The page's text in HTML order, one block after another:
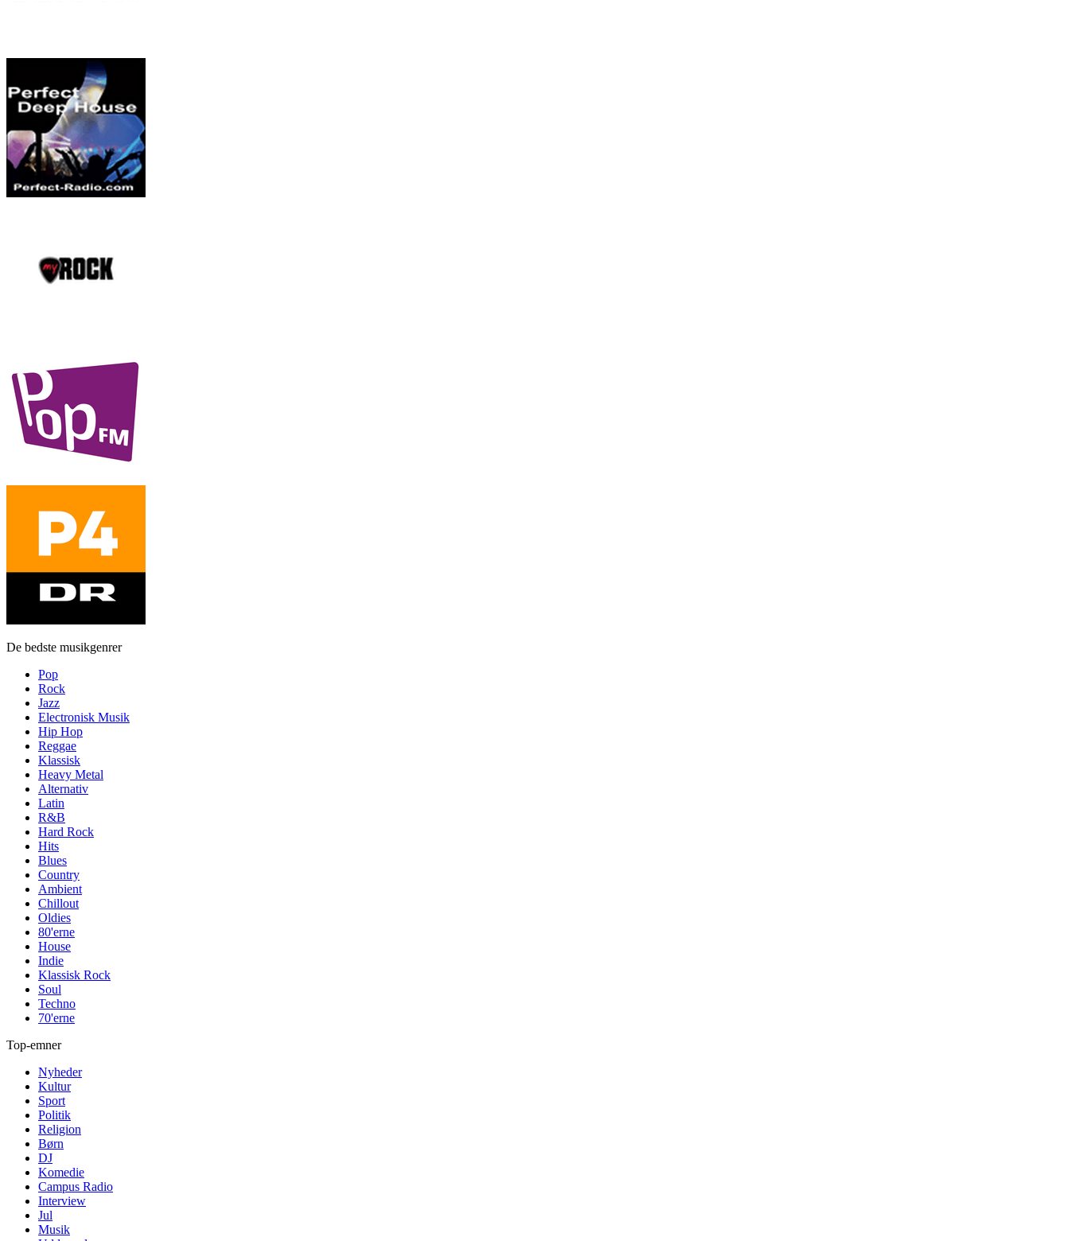
De bedste musikgenrer
Pop
Rock
Jazz
Electronisk Musik
Hip Hop
Reggae
Klassisk
Heavy Metal
Alternativ
Latin
R&B
Hard Rock
Hits
Blues
Country
Ambient
Chillout
Oldies
80'erne
House
Indie
Klassisk Rock
Soul
Techno
70'erne
Top-emner
Nyheder
Kultur
Sport
Politik
Religion
Børn
DJ
Komedie
Campus Radio
Interview
Jul
Musik